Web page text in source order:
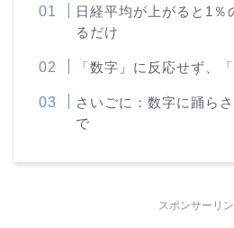
日経平均が上がると1％
るだけ
「数字」に反応せず、
さいごに：数字に踊ら
で
スポンサーリ